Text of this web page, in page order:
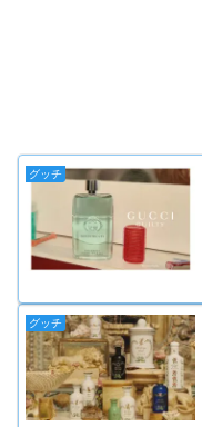
グッチ
グッチ